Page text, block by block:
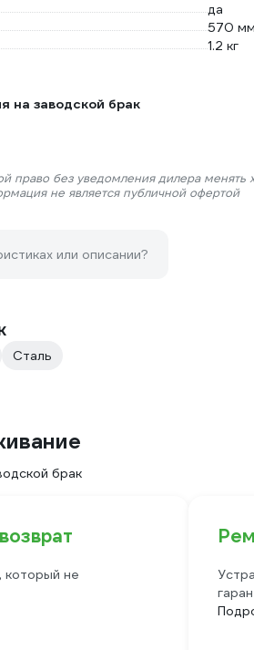
да
570 мм
1.2 кг
на заводской брак
право без уведомления дилера
не является публичной офертой
или описании?
Сталь
брак
который не